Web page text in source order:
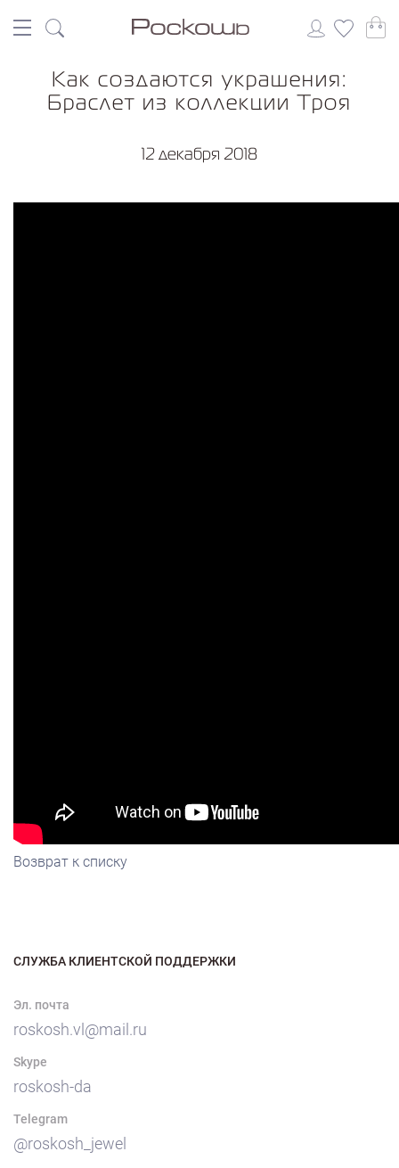
Как создаются украшения:
Браслет из коллекции Троя
12 декабря 2018
Возврат к списку
СЛУЖБА КЛИЕНТСКОЙ ПОДДЕРЖКИ
Эл. почта
roskosh.vl@mail.ru
Skype
roskosh-da
Telegram
@roskosh_jewel